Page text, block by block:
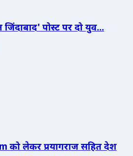
पोस्ट पर दो युव...
को लेकर प्रयागराज सहित देश